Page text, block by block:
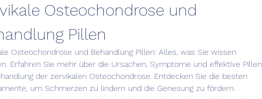
Osteochondrose und
Pillen
Osteochondrose und Behandlung Pillen: Alles, was Sie wissen
Erfahren Sie mehr über die Ursachen, Symptome und effektive Pillen
der zervikalen Osteochondrose. Entdecken Sie die besten
um Schmerzen zu lindern und die Genesung zu fördern.